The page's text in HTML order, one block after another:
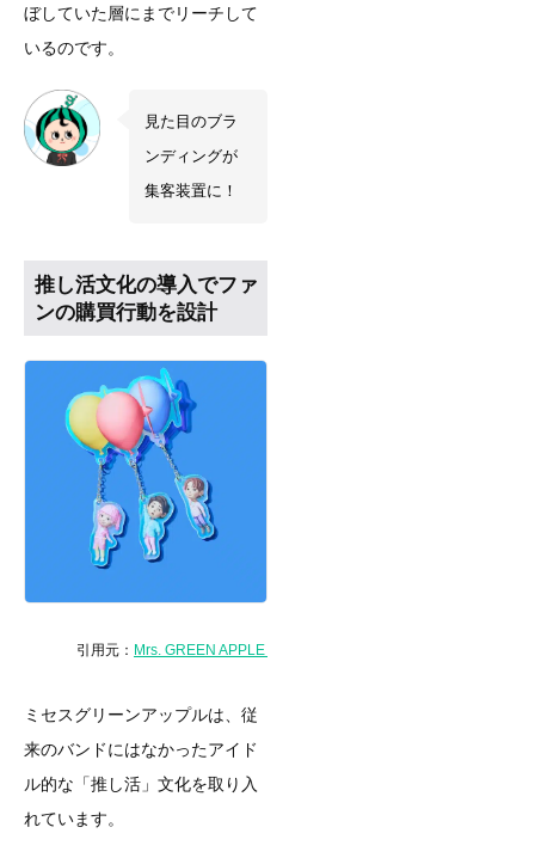
ぼしていた層にまでリーチして
いるのです。
見た目のブラ
ンディングが
集客装置に！
推し活文化の導入でファ
ンの購買行動を設計
引用元： Mrs. GREEN APPLE OFFICIAL STORE
ミセスグリーンアップルは、従
来のバンドにはなかったアイド
ル的な「推し活」文化を取り入
れています。